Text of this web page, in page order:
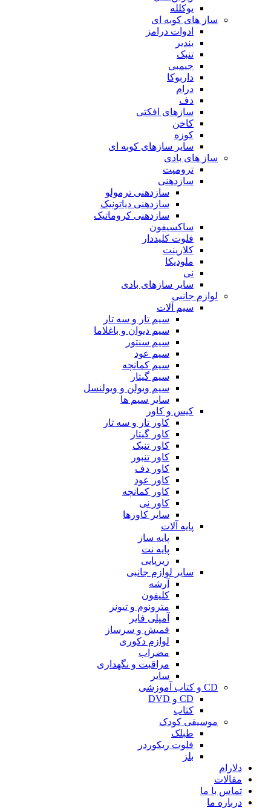
یوکلله
ساز های کوبه ای
ادوات درامز
بندیر
تنبک
جیمبی
داربوکا
درام
دف
سازهای افکتی
کاخن
کوزه
سایر سازهای کوبه ای
ساز های بادی
ترومپت
سازدهنی
سازدهنی ترمولو
سازدهنی دیاتونیک
سازدهنی کروماتیک
ساکسیفون
فلوت کلیددار
کلارینت
ملودیکا
نی
سایر سازهای بادی
لوازم جانبی
سیم آلات
سیم تار و سه تار
سیم دیوان و باغلاما
سیم سنتور
سیم عود
سیم کمانچه
سیم گیتار
سیم ویولن و ویولنسل
سایر سیم ها
کیس و کاور
کاور تار و سه تار
کاور گیتار
کاور تنبک
کاور تنبور
کاور دف
کاور عود
کاور کمانچه
کاور نی
سایر کاورها
پایه آلات
پایه ساز
پایه نت
زیرپایی
سایر لوازم جانبی
آرشه
کلیفون
مترونوم و تیونر
آمپلی فایر
قمیش و سرساز
لوازم دکوری
مضراب
مراقبت و نگهداری
سایر
CD و کتاب آموزشی
CD و DVD
کتاب
موسیقی کودک
طبلک
فلوت ریکوردر
بلز
دلارام
مقالات
تماس با ما
درباره ما